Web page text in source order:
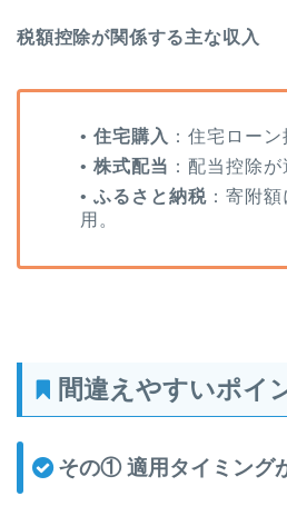
税額控除が関係する主な収入
• 住宅購入 ：住宅ロー
• 株式配当 ：配当控除が
• ふるさと納税 ：寄附
用。
間違えやすいポイ
その①適用タイミング